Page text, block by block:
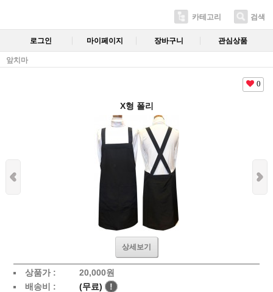
카테고리 검색
로그인 마이페이지 장바구니 관심상품
앞치마
0
X형 폴리
상세보기
상품가 : 20,000원
배송비 :
(무료)
!